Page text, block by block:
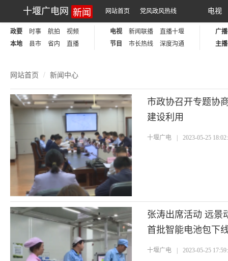
十堰广电网 新闻 网站首页 党风政风热线 电视
政要 时事 航拍
视频
本地
县市 省内 直播
电视 新闻联播
直播十堰
节目
市长热线 深度沟通
广播
主播
网站首页 新闻中心
市政协召开专题协
建设利用
十堰广电 2023-05-25
张涛出席活动 远景
首批智能电池包下
十堰广电 2023-05-25